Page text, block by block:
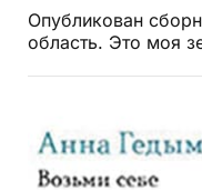
Опубликован
область. Это моя